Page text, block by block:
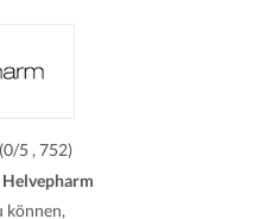
(0/5 , 752)
können,